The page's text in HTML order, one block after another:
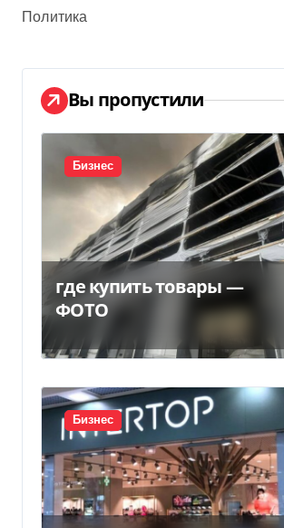
Политика
Вы пропустили
Бизнес
где купить товары —
ФОТО
Бизнес